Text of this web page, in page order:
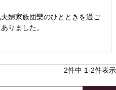
婦家族団欒のひとときを過ご
りました。
2件中 1-2件表示